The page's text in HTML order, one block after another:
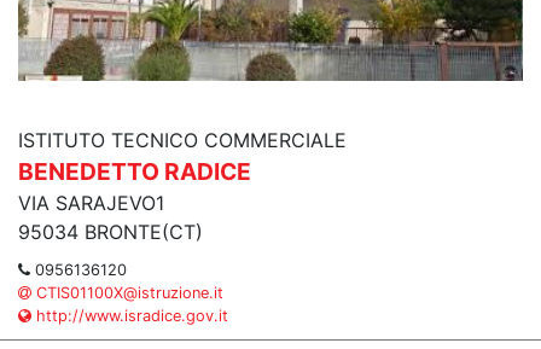
ISTITUTO TECNICO COMMERCIALE
BENEDETTO RADICE
VIA SARAJEVO1
95034 BRONTE(CT)
0956136120
CTIS01100X@istruzione.it
http://www.isradice.gov.it